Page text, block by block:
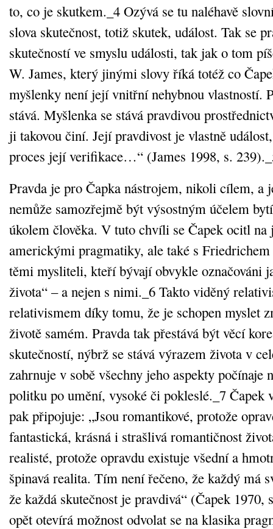
to, co je skutkem._4 Ozývá se tu naléhavě
slova skutečnost, totiž skutek, událost. Tak se
skutečností ve smyslu události, tak jak o tom
W. James, který jinými slovy říká totéž co
myšlenky není její vnitřní nehybnou vlastností.
stává. Myšlenka se stává pravdivou
ji takovou činí. Její pravdivost je vlastně
proces její verifikace…“ (James 1998, s.
Pravda je pro Čapka nástrojem, nikoli cílem, a
nemůže samozřejmě být výsostným účelem
úkolem člověka. V tuto chvíli se Čapek ocitl na
americkými pragmatiky, ale také s
těmi mysliteli, kteří bývají obvykle označováni
života“ – a nejen s nimi._6 Takto viděný
relativismem díky tomu, že je schopen myslet
životě samém. Pravda tak přestává být věcí
skutečností, nýbrž se stává výrazem života v
zahrnuje v sobě všechny jeho aspekty počínaje
politku po umění, vysoké či pokleslé._7 Čapek
pak připojuje: „Jsou romantikové, protože
fantastická, krásná i strašlivá romantičnost
realisté, protože opravdu existuje všední a
špinavá realita. Tím není řečeno, že každý má
že každá skutečnost je pravdivá“ (Čapek 1970,
opět otevírá možnost odvolat se na klasika